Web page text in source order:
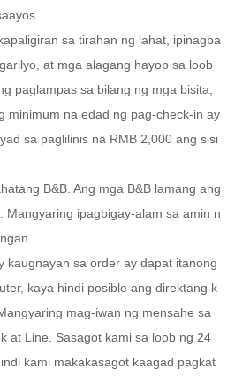
sa tirahan ng lahat, ipinagba
at mga alagang hayop sa loob
paglampas sa bilang ng mga bisita,
minimum na edad ng pag-check-in ay
sa paglilinis na RMB 2,000 ang sisi
B&B. Ang mga B&B lamang ang
Mangyaring ipagbigay-alam sa amin n
kaugnayan sa order ay dapat itanong
kaya hindi posible ang direktang k
mag-iwan ng mensahe sa
at Line. Sasagot kami sa loob ng 24
kami makakasagot kaagad pagkat